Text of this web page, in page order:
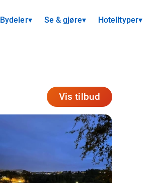
Bydeler▾ Se & gjøre▾ Hotelltyper▾
Vis tilbud